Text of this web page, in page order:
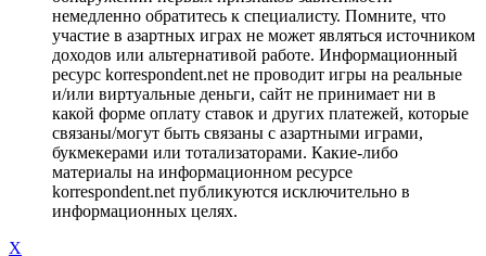
немедленно обратитесь к специалисту. Помните, что
участие в азартных играх не может являться источником
доходов или альтернативой работе. Информационный
ресурс korrespondent.net не проводит игры на реальные
и/или виртуальные деньги, сайт не принимает ни в
какой форме оплату ставок и других платежей, которые
связаны/могут быть связаны с азартными играми,
букмекерами или тотализаторами. Какие-либо
материалы на информационном ресурсе
korrespondent.net публикуются исключительно в
информационных целях.
X